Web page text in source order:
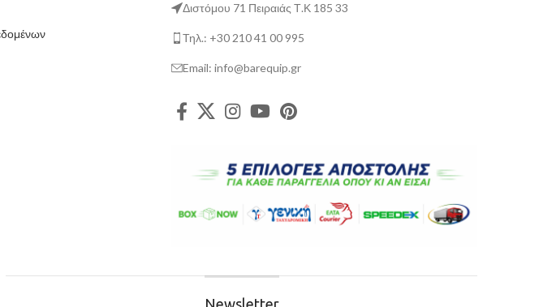
Διστόμου 71 Πειραιάς Τ.Κ 185 33
Τηλ.: +30 210 41 00 995
Email: info@barequip.gr
Newsletter